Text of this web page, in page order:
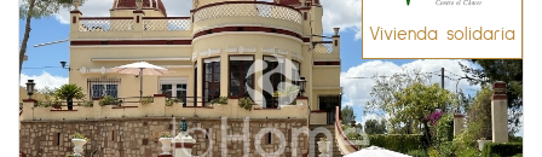
Vivienda solidaria